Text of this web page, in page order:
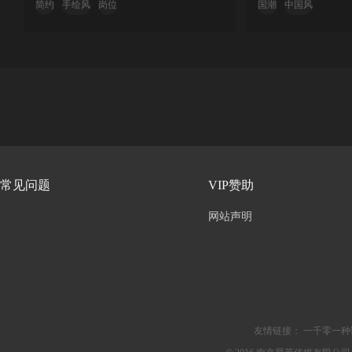
简约 手绘风 岗位 国潮 中国风
常见问题 VIP赞助
网站声明
友情链接：
一千零一